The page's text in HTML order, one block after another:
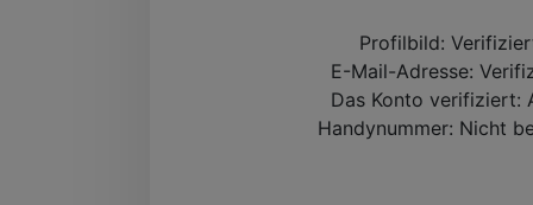
Profilbild:
E-Mail-Adresse:
Das Konto verifiziert:
Handynummer: Nicht